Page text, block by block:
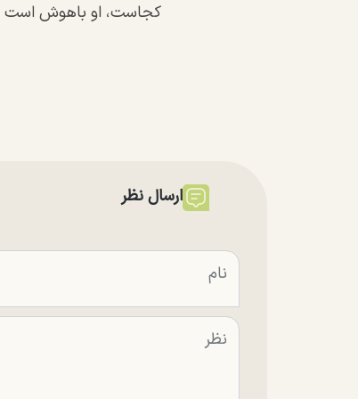
کجاست، او باهوش است
ارسال نظر